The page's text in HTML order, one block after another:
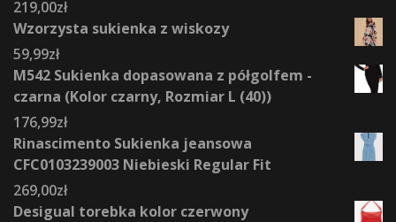
219,00zł
Wzorzysta sukienka z wiskozy
59,99zł
M542 Sukienka dopasowana z półgolfem -
czarna (Kolor czarny, Rozmiar L (40))
176,99zł
Rinascimento Sukienka jeansowa
CFC0103239003 Niebieski Regular Fit
269,00zł
Desigual torebka kolor czerwony